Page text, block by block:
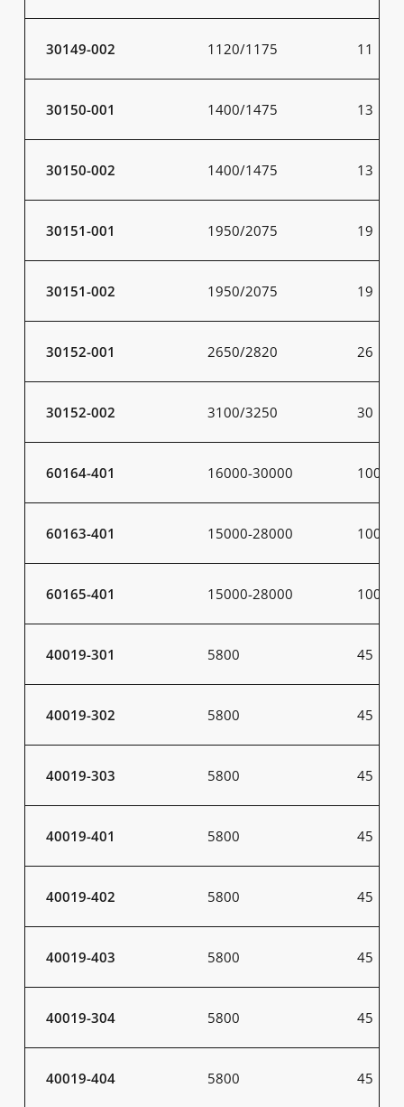
30149-002 1120/1175 11
30150-001 1400/1475 13
30150-002 1400/1475 13
30151-001 1950/2075 19
30151-002 1950/2075 19
30152-001 2650/2820 26
30152-002 3100/3250 30
60164-401 16000-30000 100-
60163-401 15000-28000 100-
60165-401 15000-28000 100-
40019-301 5800 45
40019-302 5800 45
40019-303 5800 45
40019-401 5800 45
40019-402 5800 45
40019-403 5800 45
40019-304 5800 45
40019-404 5800 45